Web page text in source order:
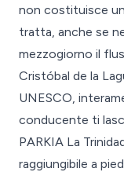
non costituisce
tratta, anche se
mezzogiorno il
Cristóbal de la
UNESCO,
conducente ti
PARKIA La
raggiungibile a